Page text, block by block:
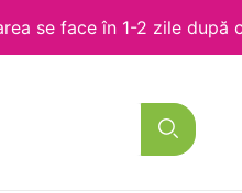
se face în 1-2 zile după